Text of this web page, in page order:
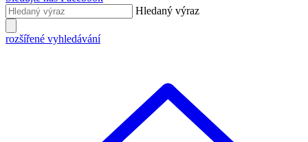
Hledaný výraz
rozšířené vyhledávání